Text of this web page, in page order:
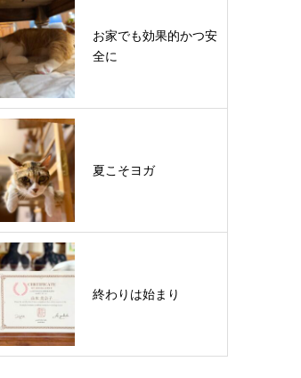
お家でも効果的かつ安
全に
夏こそヨガ
終わりは始まり